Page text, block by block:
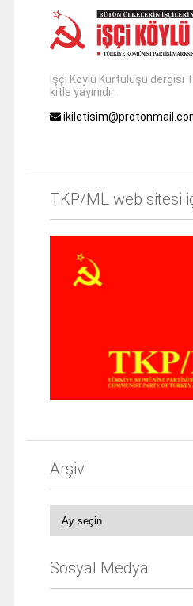
İşçi Köylü Kurtuluşu dergisi
kitle yayınıdır.
TKP/ML web sitesi
Arşiv
Sosyal Medya